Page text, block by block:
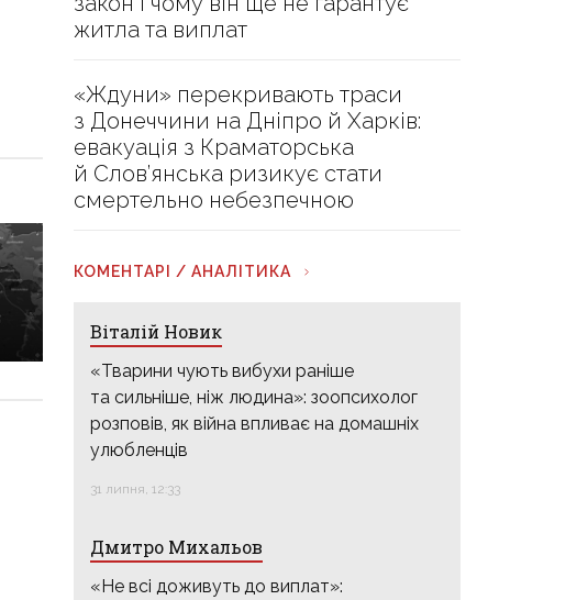
житла та виплат
«Ждуни» перекривають траси
з Донеччини на Дніпро й Харків:
евакуація з Краматорська
й Слов’янська ризикує стати
смертельно небезпечною
КОМЕНТАРІ / АНАЛІТИКА
Віталій Новик
«Тварини чують вибухи раніше
та сильніше, ніж людина»: зоопсихолог
розповів, як війна впливає на домашніх
улюбленців
31 липня, 12:33
Дмитро Михальов
«Не всі доживуть до виплат»: